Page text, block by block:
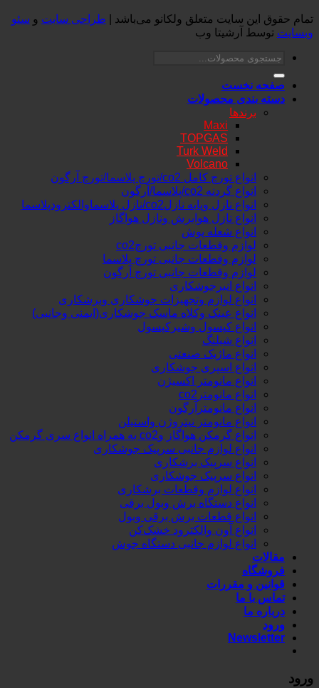
تمام حقوق این سایت متعلق ولکانو می‌باشد | طراحی سایت و سئو
وبسایت توسط آرشیتا وب
جستجو
صفحه نخست
دسته بندی محصولات
برندها
Maxi
TOPGAS
Turk Weld
Volcano
انواع تورچ کامل co2/تورچ پلاسما/تورچ آرگون
انواع گردنه co2/پلاسما/آرگون
انواع نازل وپایه نازلco2/نازل پلاسماوالکترودپلاسما
انواع نازل هوابرش ونازل هواگاز
انواع شعله پوش
لوازم وقطعات جانبی تورچco2
لوازم وقطعات جانبی تورچ پلاسما
لوازم وقطعات جانبی تورچ آرگون
انواع انبرجوشکاری
انواع لوازم وتجهیزات جوشکاری وبرشکاری
انواع عینک وکلاه ماسک جوشکاری(ایمنی وجانبی)
انواع کپسول وشیرکپسول
انواع شیلنگ
انواع ماژیک صنعتی
انواع اسپری جوشکاری
انواع مانومتر اکسیژن
انواع مانومترco2
انواع مانومترآرگون
انواع مانومتر نیتروژن واستیلن
انواع گرمکن هواگاز وco2 به همراه انواع سری گرمکن
انواع لوازم جانبی سرپیک جوشکاری
انواع سرپیک برشکاری
انواع سرپیک جوشکاری
انواع لوازم وقطعات برشکاری
انواع دستگاه برش وبول برقی
انواع قطعات برش برقی وبول
انواع آون والکترود خشک‌کن
انواع لوازم جانبی دستگاه جوش
مقالات
فروشگاه
قوانین و مقررات
تماس با ما
درباره ما
ورود
Newsletter
ورود